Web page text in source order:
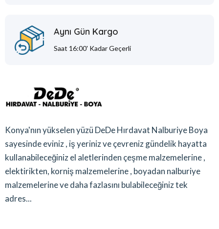
Aynı Gün Kargo
Saat 16:00' Kadar Geçerli
Konya'nın yükselen yüzü DeDe Hırdavat Nalburiye Boya
sayesinde eviniz , iş yeriniz ve çevreniz gündelik hayatta
kullanabileceğiniz el aletlerinden çeşme malzemelerine ,
elektirikten, korniş malzemelerine , boyadan nalburiye
malzemelerine ve daha fazlasını bulabileceğiniz tek
adres...